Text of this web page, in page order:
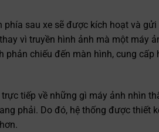
phía sau xe sẽ được kích hoạt và
vì truyền hình ảnh mà một máy
phản chiếu đến màn hình, cung
tiếp về những gì máy ảnh nhìn
phải. Do đó, hệ thống được thiết